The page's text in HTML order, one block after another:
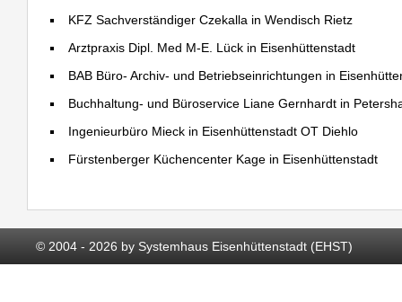
KFZ Sachverständiger Czekalla in Wendisch Rietz
Arztpraxis Dipl. Med M-E. Lück in Eisenhüttenstadt
BAB Büro- Archiv- und Betriebseinrichtungen in
Buchhaltung- und Büroservice Liane Gernhardt in
Ingenieurbüro Mieck in Eisenhüttenstadt OT Diehlo
Fürstenberger Küchencenter Kage in Eisenhüttenstadt
© 2004 - 2026 by Systemhaus Eisenhüttenstadt (EHST)